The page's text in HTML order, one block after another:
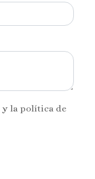
y la política de